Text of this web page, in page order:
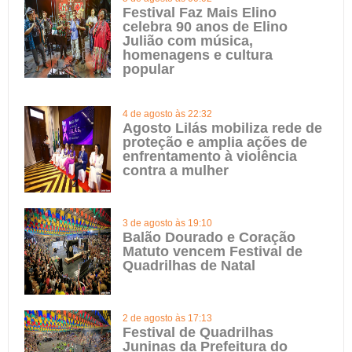
Festival Faz Mais Elino
celebra 90 anos de Elino
Julião com música,
homenagens e cultura
popular
4 de agosto às 22:32
Agosto Lilás mobiliza rede de
proteção e amplia ações de
enfrentamento à violência
contra a mulher
3 de agosto às 19:10
Balão Dourado e Coração
Matuto vencem Festival de
Quadrilhas de Natal
2 de agosto às 17:13
Festival de Quadrilhas
Juninas da Prefeitura do